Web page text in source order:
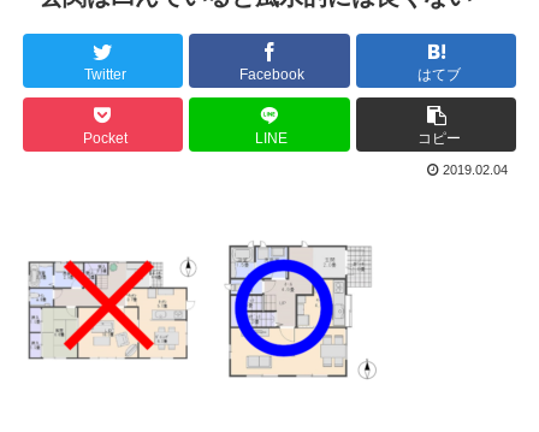
Twitter Facebook はてブ
Pocket LINE コピー
2019.02.04